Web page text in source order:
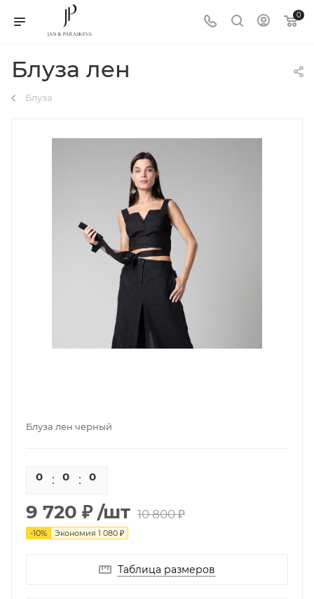
0
Блуза лен
Блуза
Блуза лен черный
0 0 0
9 720 ₽ /шт 10 800 ₽
-10% Экономия 1 080 ₽
Таблица размеров